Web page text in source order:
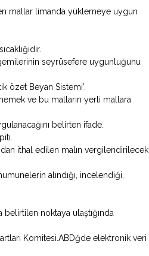
mallar limanda yüklemeye uygun
seyrüsefere uygunluğunu
özet Beyan Sistemi’.
ve bu malların yerli mallara
belirten ifade.
ithal edilen malın vergilendirilecek
alındığı, incelendiği,
belirtilen noktaya ulaştığında
Komitesi.ABDğde elektronik veri